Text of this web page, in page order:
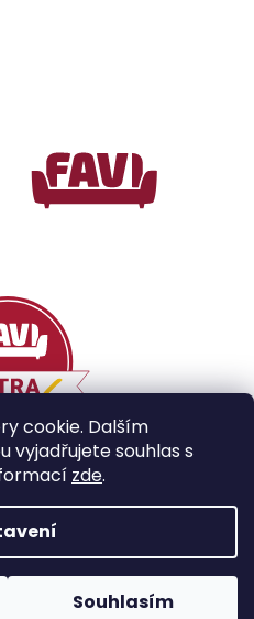
cookie. Dalším
vyjadřujete souhlas s
zde.
Souhlasím
Shoptet
práva vyhrazena.
cookies